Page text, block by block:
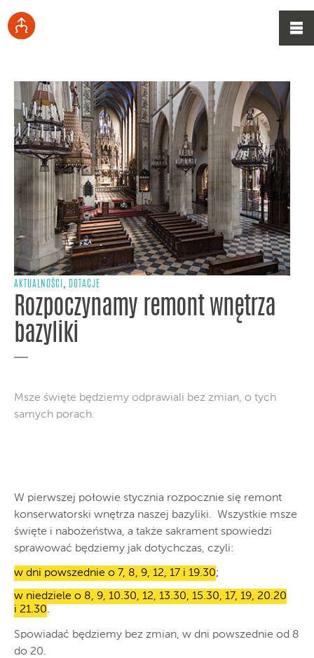
AKTUALNOŚCI , DOTACJE
Rozpoczynamy remont wnętrza
bazyliki
Msze święte będziemy odprawiali bez zmian, o tych
samych porach.
W pierwszej połowie stycznia rozpocznie się remont
konserwatorski wnętrza naszej bazyliki. Wszystkie msze
święte i nabożeństwa, a także sakrament spowiedzi
sprawować będziemy jak dotychczas, czyli:
w dni powszednie o 7, 8, 9, 12, 17 i 19.30;
w niedziele o 8, 9, 10.30, 12, 13.30, 15.30, 17, 19, 20.20
i 21.30.
Spowiadać będziemy bez zmian, w dni powszednie od 8
do 20.